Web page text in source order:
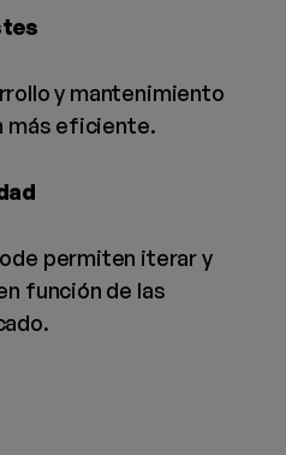
y mantenimiento
más eficiente.
permiten iterar y
función de las